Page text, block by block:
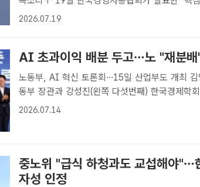
대국민 인식조사'에 따르면 응답자의 92.5%가
2026.07.19
AI 초과이익 배분 두고…노 "재분
노동부, AI 혁신 토론회…15일 산업부도 개최 김영훈(왼쪽 네번째) 고용노
동부 장관과 강성진(왼쪽 다섯번째) 한국경제학
오후 서울 용산구 전쟁기념관에서 열린 AI 기술
2026.07.14
중노위 "급식 하청과도 교섭해야"…
자성 인정